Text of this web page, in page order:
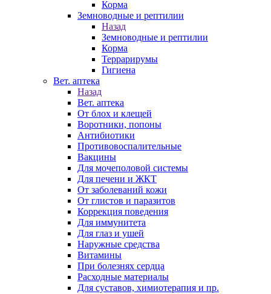
Корма
Земноводные и рептилии
Назад
Земноводные и рептилии
Корма
Террарирумы
Гигиена
Вет. аптека
Назад
Вет. аптека
От блох и клещей
Воротники, попоны
Антибиотики
Противовоспалительные
Вакцины
Для мочеполовой системы
Для печени и ЖКТ
От заболеваний кожи
От глистов и паразитов
Коррекция поведения
Для иммунитета
Для глаз и ушей
Наружные средства
Витамины
При болезнях сердца
Расходные материалы
Для суставов, химиотерапия и пр.